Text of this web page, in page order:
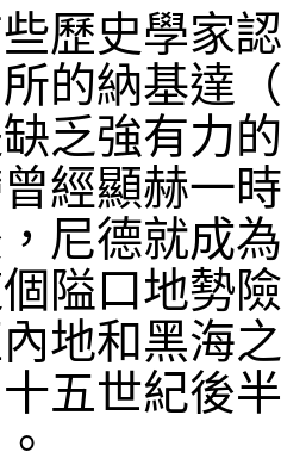
歷史學家
的納基達
乏強有力
經顯赫一
尼德就成
隘口地勢
地和黑海
五世紀後